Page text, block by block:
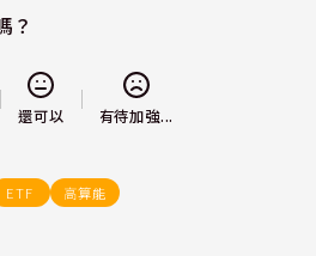
？
還可以 有待加強...
ETF 高算能